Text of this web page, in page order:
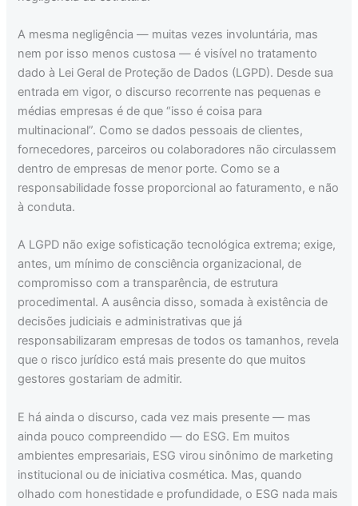
A mesma negligência — muitas vezes involuntária, mas
nem por isso menos custosa — é visível no tratamento
dado à Lei Geral de Proteção de Dados (LGPD). Desde sua
entrada em vigor, o discurso recorrente nas pequenas e
médias empresas é de que “isso é coisa para
multinacional”. Como se dados pessoais de clientes,
fornecedores, parceiros ou colaboradores não circulassem
dentro de empresas de menor porte. Como se a
responsabilidade fosse proporcional ao faturamento, e não
à conduta.
A LGPD não exige sofisticação tecnológica extrema; exige,
antes, um mínimo de consciência organizacional, de
compromisso com a transparência, de estrutura
procedimental. A ausência disso, somada à existência de
decisões judiciais e administrativas que já
responsabilizaram empresas de todos os tamanhos, revela
que o risco jurídico está mais presente do que muitos
gestores gostariam de admitir.
E há ainda o discurso, cada vez mais presente — mas
ainda pouco compreendido — do ESG. Em muitos
ambientes empresariais, ESG virou sinônimo de marketing
institucional ou de iniciativa cosmética. Mas, quando
olhado com honestidade e profundidade, o ESG nada mais